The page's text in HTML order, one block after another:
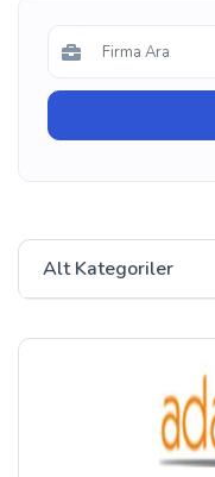
Alt Kategoriler